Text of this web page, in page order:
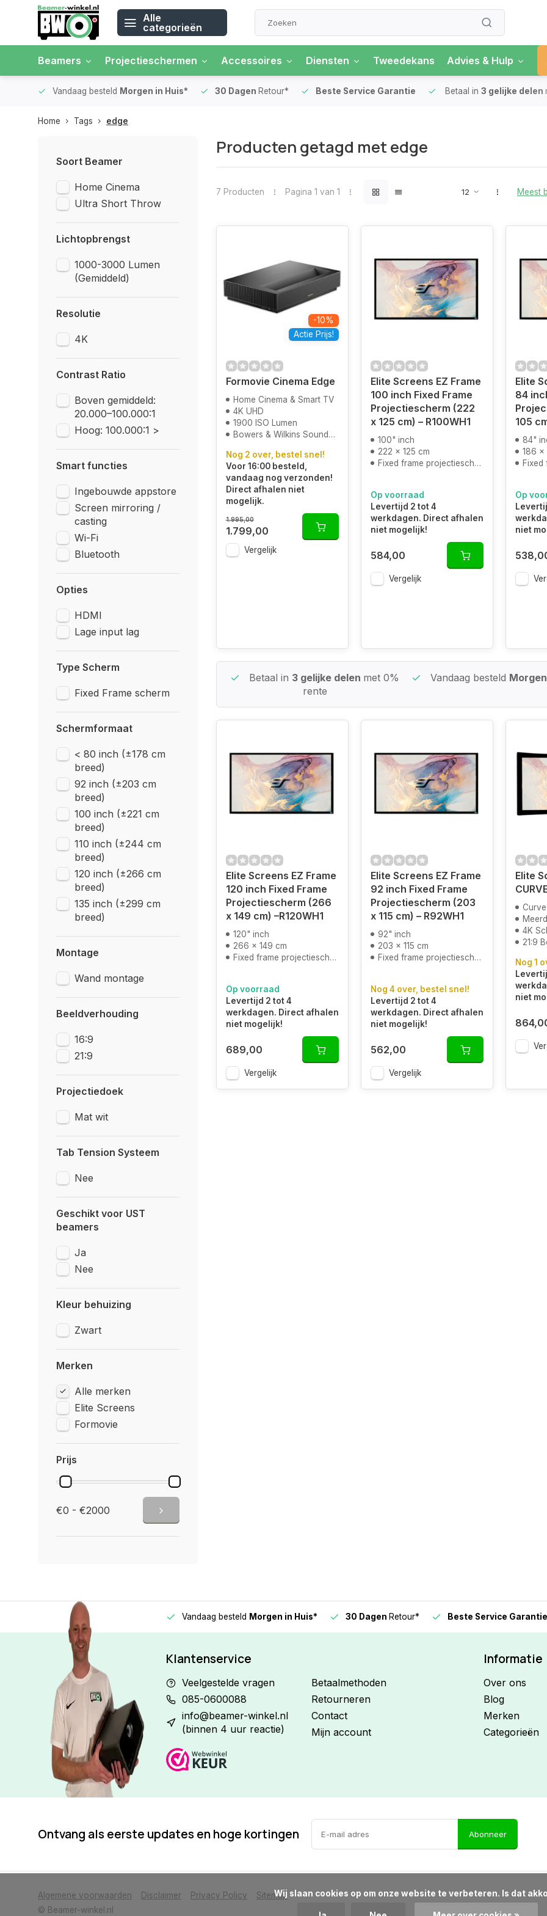
Alle
categorieën
Beamers Projectieschermen Accessoires Diensten Tweedekans Advies & Hulp
Vandaag besteld Morgen in Huis* 30 Dagen Retour* Beste Service Garantie Betaal in 3 gelijke delen
Home Tags edge
Soort Beamer
Home Cinema
Ultra Short Throw
Lichtopbrengst
1000-3000 Lumen
(Gemiddeld)
Resolutie
4K
Contrast Ratio
Boven gemiddeld:
20.000–100.000:1
Hoog: 100.000:1 >
Smart functies
Ingebouwde appstore
Screen mirroring /
casting
Wi-Fi
Bluetooth
Opties
HDMI
Lage input lag
Type Scherm
Fixed Frame scherm
Schermformaat
< 80 inch (±178 cm
breed)
92 inch (±203 cm
breed)
100 inch (±221 cm
breed)
110 inch (±244 cm
breed)
120 inch (±266 cm
breed)
135 inch (±299 cm
breed)
Montage
Wand montage
Beeldverhouding
16:9
21:9
Projectiedoek
Mat wit
Tab Tension Systeem
Nee
Geschikt voor UST
beamers
Ja
Nee
Kleur behuizing
Zwart
Merken
Alle merken
Elite Screens
Formovie
Prijs
€0 - €2000
Producten getagd met edge
7 Producten Pagina 1 van 1 Meest
-10%
Actie Prijs!
Formovie Cinema Edge
Home Cinema & Smart TV
4K UHD
1900 ISO Lumen
Bowers & Wilkins Soundbar
Nog 2 over, bestel snel!
Voor 16:00 besteld,
vandaag nog verzonden!
Direct afhalen niet
mogelijk.
1.995,00
1.799,00
Vergelijk
Elite Screens EZ Frame
100 inch Fixed Frame
Projectiescherm (222
x 125 cm) – R100WH1
100" inch
222 x 125 cm
Fixed frame projectiescherm
Op voorraad
Levertijd 2 tot 4
werkdagen. Direct afhalen
niet mogelijk!
584,00
Vergelijk
Elite
84
105
84"
186 x
Fixed
Op
niet
Betaal in 3 gelijke delen met 0%
rente
Vandaag besteld
Elite Screens EZ Frame
120 inch Fixed Frame
Projectiescherm (266
x 149 cm) –R120WH1
120" inch
266 x 149 cm
Fixed frame projectiescherm
Op voorraad
Levertijd 2 tot 4
werkdagen. Direct afhalen
niet mogelijk!
689,00
Vergelijk
Elite Screens EZ Frame
92 inch Fixed Frame
Projectiescherm (203
x 115 cm) – R92WH1
92" inch
203 x 115 cm
Fixed frame projectiescherm
Nog 4 over, bestel snel!
Levertijd 2 tot 4
werkdagen. Direct afhalen
niet mogelijk!
562,00
Vergelijk
Elite
4K
21:9
Nog 1
niet
3 gelijke delen Vandaag besteld Morgen in Huis* 30 Dagen Retour* Beste Service Garantie
Klantenservice
Veelgestelde vragen
085-0600088
info@beamer-winkel.nl
(binnen 4 uur reactie)
Betaalmethoden
Retourneren
Contact
Mijn account
Informatie
Over ons
Blog
Merken
Categorieën
Ontvang als eerste updates en hoge kortingen Abonneer
Algemene voorwaarden Disclaimer Privacy Policy
Sitemap
© Beamer-winkel.nl
            Wij slaan cookies op om onze website te verbeteren. Is dat akkoord?